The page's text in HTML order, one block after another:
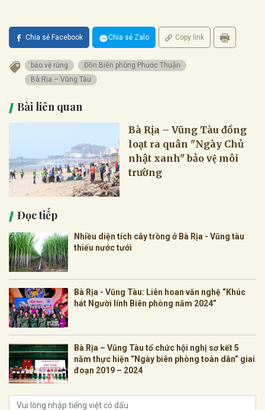
Chia sẻ Facebook Chia sẻ Zalo Copy link
bảo vệ rừng
Đồn Biên phòng Phước Thuận
Bà Rịa – Vũng Tàu
Bài liên quan
Bà Rịa – Vũng Tàu đồng
loạt ra quân "Ngày Chủ
nhật xanh" bảo vệ môi
trường
Đọc tiếp
Nhiều diện tích cây trồng ở Bà Rịa - Vũng tàu
thiếu nước tưới
Bà Rịa - Vũng Tàu: Liên hoan văn nghệ “Khúc
hát Người lính Biên phòng năm 2024”
Bà Rịa – Vũng Tàu tổ chức hội nghị sơ kết 5
năm thực hiện “Ngày biên phòng toàn dân” giai
đoạn 2019 – 2024